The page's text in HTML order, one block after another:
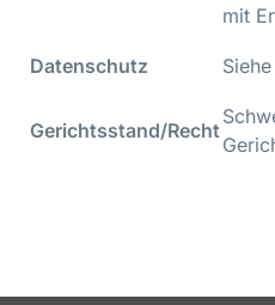
mit
Datenschutz Siehe
Gerichtsstand/Recht